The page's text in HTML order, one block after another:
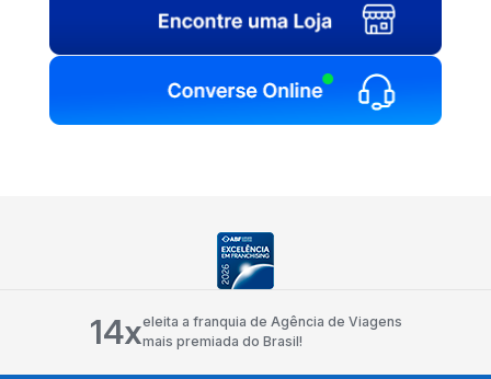
14xeleita a franquia de Agência de Viagens
mais premiada do Brasil!